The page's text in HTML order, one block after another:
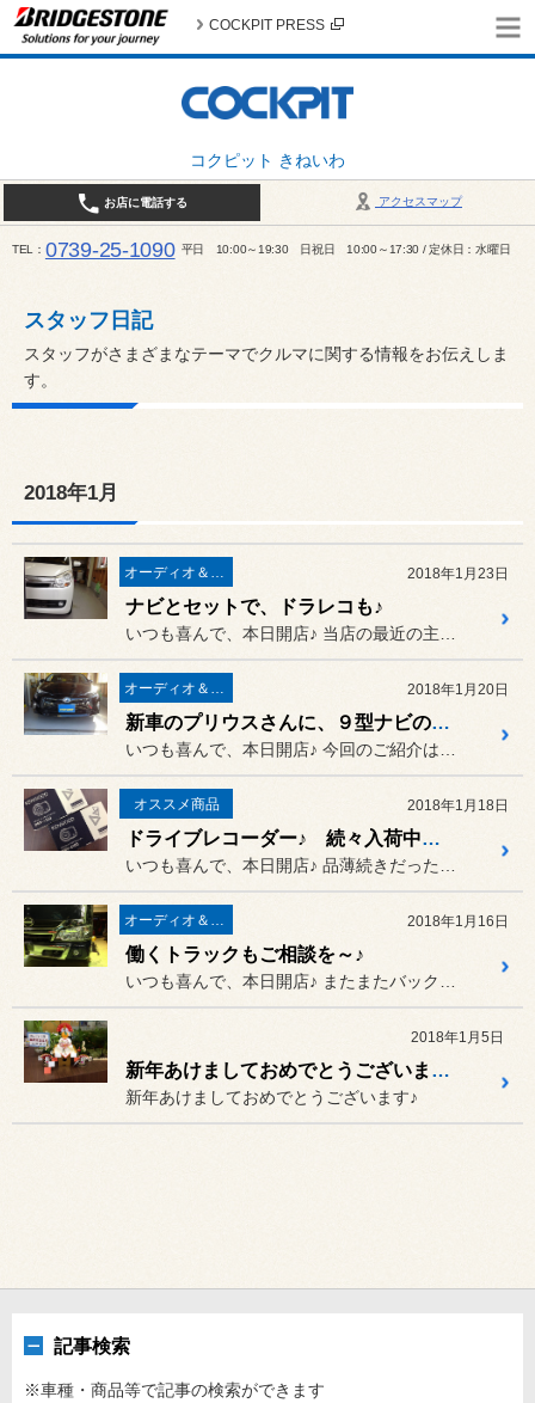
コクピット きねいわ
COCKPIT PRESS
アクセスマップ
お店に電話する
TEL 0739-25-1090 平日 10:00～19:30 日祝日 10:00～17:30 / 定休日：水曜日
スタッフ日記
スタッフがさまざまなテーマでクルマに関する情報をお伝えしま
す。
2018年1月
オーディオ＆ナビゲーション 2018年1月23日
ナビとセットで、ドラレコも♪
オーディオ＆ナビゲーション 2018年1月20日
新車のプリウスさんに、９型ナビの移し替えですぅ～♪
オススメ商品 2018年1月18日
ドライブレコーダー♪ 続々入荷中ですぅ～♪
オーディオ＆ナビゲーション 2018年1月16日
働くトラックもご相談を～♪
2018年1月5日
新年あけましておめでとうございます♪
新年あけましておめでとうございます♪
記事検索
※車種・商品等で記事の検索ができます